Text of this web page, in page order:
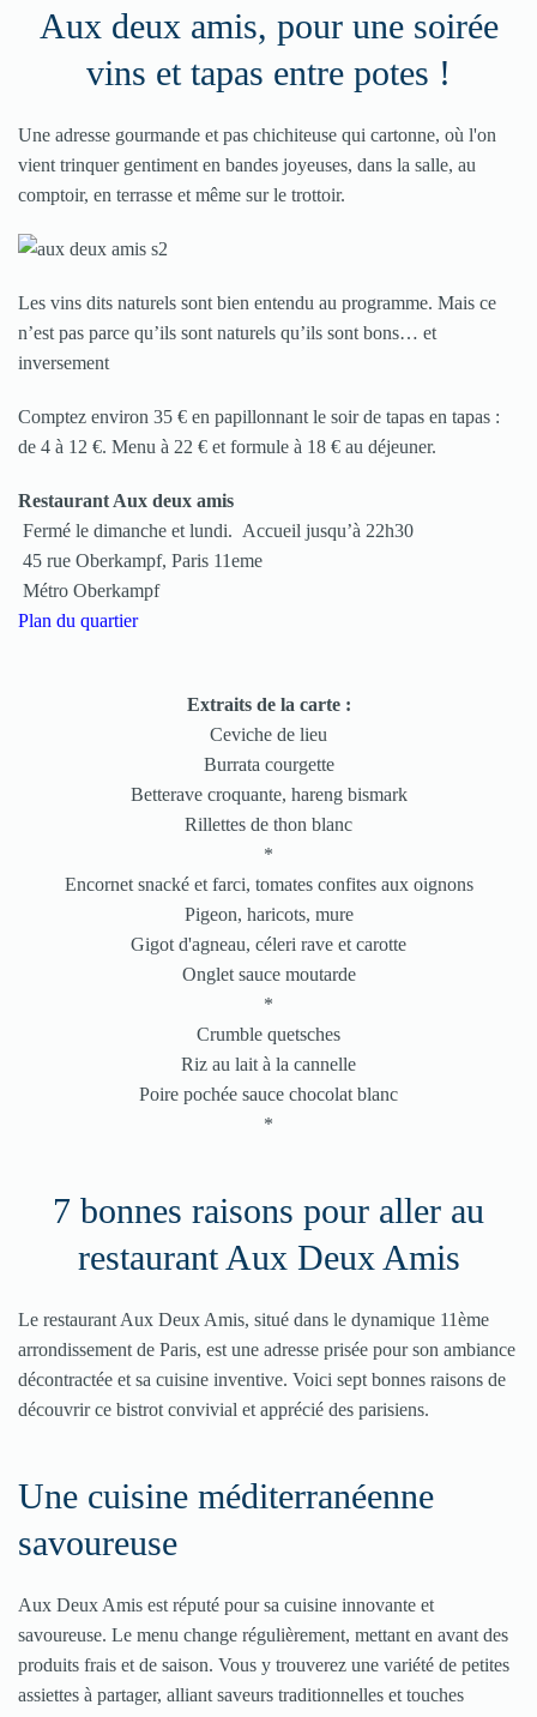
Aux deux amis, pour une soirée
vins et tapas entre potes !
Une adresse gourmande et pas chichiteuse qui cartonne, où l'on
vient trinquer gentiment en bandes joyeuses, dans la salle, au
comptoir, en terrasse et même sur le trottoir.
Les vins dits naturels sont bien entendu au programme. Mais ce
n’est pas parce qu’ils sont naturels qu’ils sont bons… et
inversement
Comptez environ 35 € en papillonnant le soir de tapas en tapas :
de 4 à 12 €. Menu à 22 € et formule à 18 € au déjeuner.
Restaurant Aux deux amis
Fermé le dimanche et lundi. Accueil jusqu’à 22h30
45 rue Oberkampf, Paris 11eme
Métro Oberkampf
Plan du quartier
Extraits de la carte :
Ceviche de lieu
Burrata courgette
Betterave croquante, hareng bismark
Rillettes de thon blanc
*
Encornet snacké et farci, tomates confites aux oignons
Pigeon, haricots, mure
Gigot d'agneau, céleri rave et carotte
Onglet sauce moutarde
*
Crumble quetsches
Riz au lait à la cannelle
Poire pochée sauce chocolat blanc
*
7 bonnes raisons pour aller au
restaurant Aux Deux Amis
Le restaurant Aux Deux Amis, situé dans le dynamique 11ème
arrondissement de Paris, est une adresse prisée pour son ambiance
décontractée et sa cuisine inventive. Voici sept bonnes raisons de
découvrir ce bistrot convivial et apprécié des parisiens.
Une cuisine méditerranéenne
savoureuse
Aux Deux Amis est réputé pour sa cuisine innovante et
savoureuse. Le menu change régulièrement, mettant en avant des
produits frais et de saison. Vous y trouverez une variété de petites
assiettes à partager, alliant saveurs traditionnelles et touches